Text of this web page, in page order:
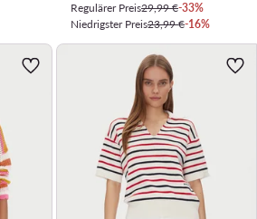
Regulärer Preis29,99 €-33%
Niedrigster Preis23,99 €-16%